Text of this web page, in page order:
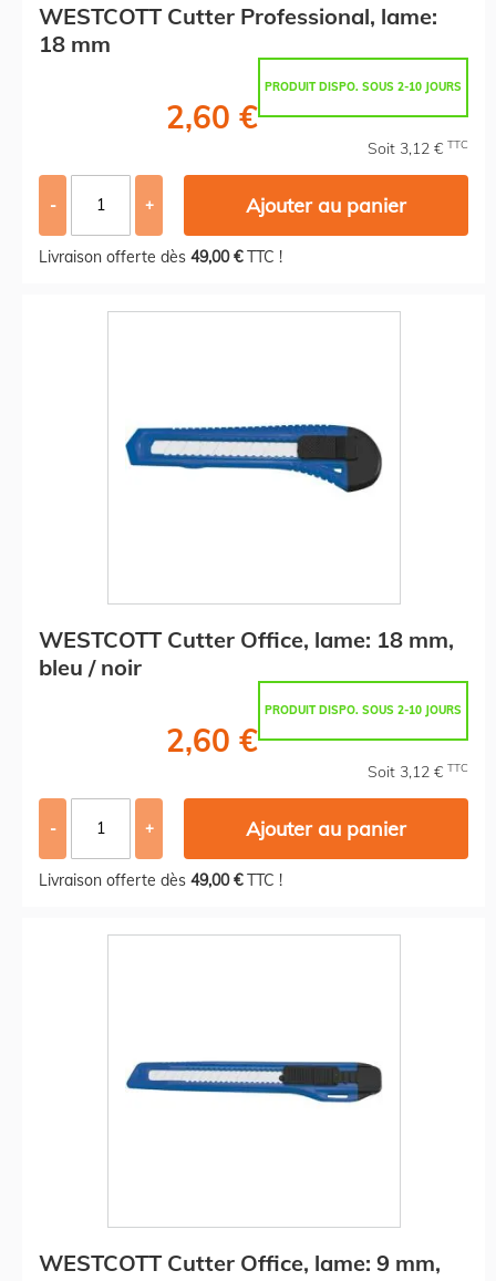
WESTCOTT Cutter Professional, lame:
18 mm
PRODUIT DISPO. SOUS 2-10 JOURS
2,60 €
Soit 3,12 € TTC
- + Ajouter au panier
Livraison offerte dès 49,00 €TTC !
WESTCOTT Cutter Office, lame: 18 mm,
bleu / noir
PRODUIT DISPO. SOUS 2-10 JOURS
2,60 €
Soit 3,12 € TTC
- + Ajouter au panier
Livraison offerte dès 49,00 €TTC !
WESTCOTT Cutter Office, lame: 9 mm,